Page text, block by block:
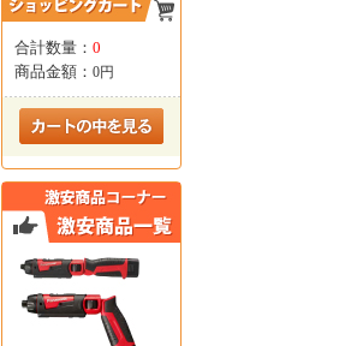
合計数量： 0
商品金額： 0円